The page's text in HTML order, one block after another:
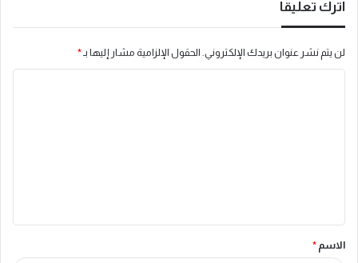
اترك تعليقاً
لن يتم نشر عنوان بريدك الإلكتروني. الحقول الإلزامية مشار إليها بـ *
ق
*
الاسم *